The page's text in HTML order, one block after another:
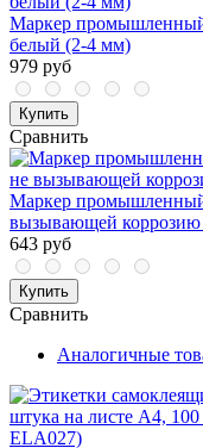
Маркер
белый (2-4 мм)
979 руб
Купить
Сравнить
Маркер промышленный
вызывающей
643 руб
Купить
Сравнить
Аналогичные